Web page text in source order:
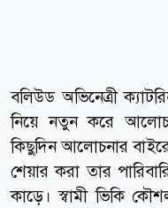
বলিউড অভিনেত্রী
নিয়ে নতুন করে
কিছুদিন আলোচনার
শেয়ার করা তার
কাড়ে। স্বামী ভিকি